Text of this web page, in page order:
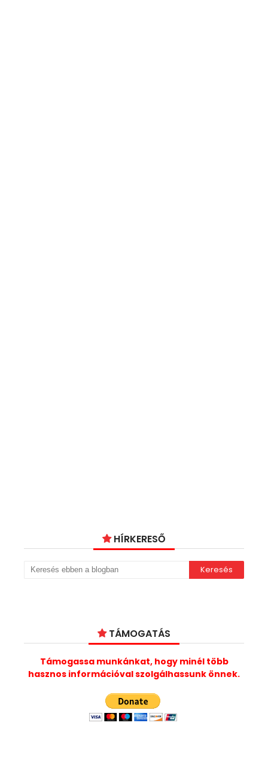
HÍRKERESŐ
TÁMOGATÁS
Támogassa munkánkat, hogy minél több
hasznos információval szolgálhassunk önnek.